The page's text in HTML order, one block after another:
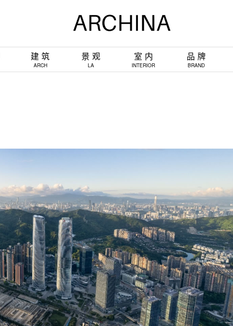
建 筑
ARCH
景 观
LA
室 内
INTERIOR
品 牌
BRAND